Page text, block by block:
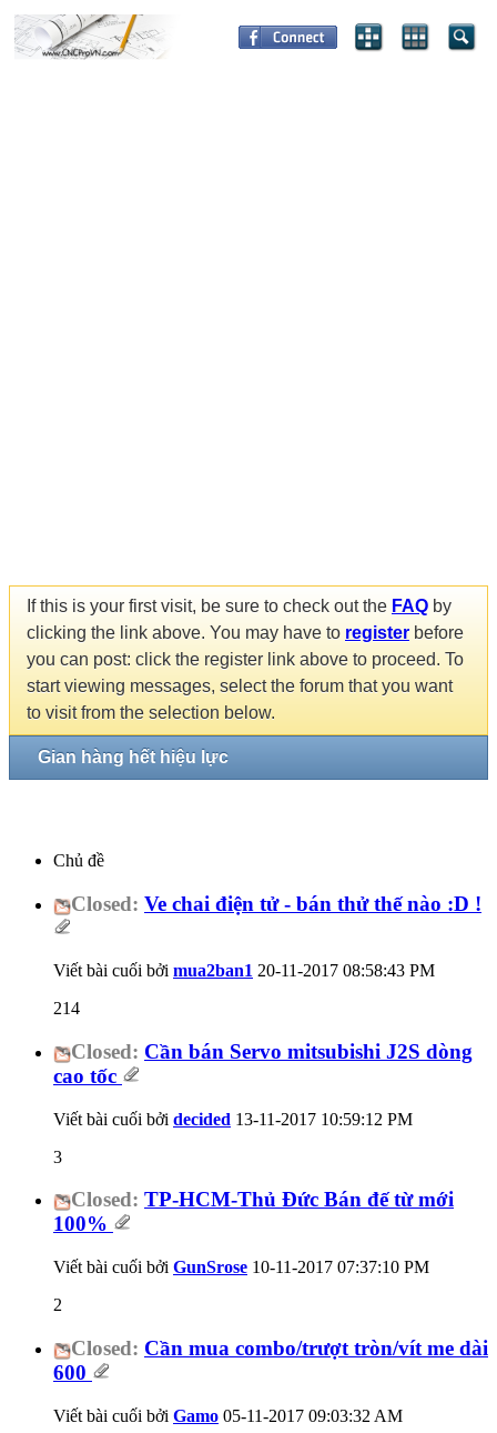
If this is your first visit, be sure to check out the FAQ by
clicking the link above. You may have to register before
you can post: click the register link above to proceed. To
start viewing messages, select the forum that you want
to visit from the selection below.
Gian hàng hết hiệu lực
Chủ đề
Closed: Ve chai điện tử - bán thử thế nào :D !
Viết bài cuối bởi mua2ban1 20-11-2017 08:58:43 PM
214
Closed: Cần bán Servo mitsubishi J2S dòng
cao tốc
Viết bài cuối bởi decided 13-11-2017 10:59:12 PM
3
Closed: TP-HCM-Thủ Đức Bán đế từ mới
100%
Viết bài cuối bởi GunSrose 10-11-2017 07:37:10 PM
2
Closed: Cần mua combo/trượt tròn/vít me dài
600
Viết bài cuối bởi Gamo 05-11-2017 09:03:32 AM